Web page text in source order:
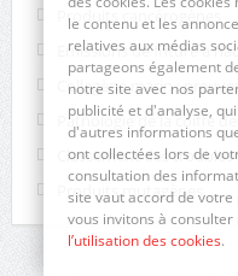
Produits cancérogènes
Emissions de friture à
Collagène marin :
Pathologie de la coiffe
Classement des
Produits mutagènes
le contenu et les
relatives aux médias
partageons également
notre site avec nos
publicité et d'analyse,
d'autres informations
ont collectées lors de
consultation des
site vaut accord de
vous invitons à consulter
l’utilisation des cookies.